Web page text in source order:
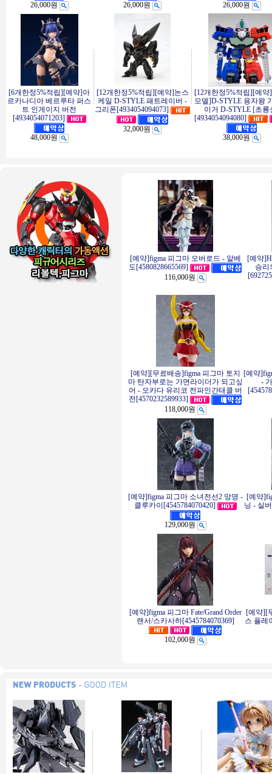
26,000원 26,000원 26,000원
[6개한정5%적립][예약]아
르카나디아 베르루타 퍼스
트 인게이지 버전
[4934054071203]
48,000원
[12개한정5%적립][예약]논스
케일 D-STYLE 패트레이버 -
그리폰[4934054094073]
32,000원
[12개한정5%적립][예약
모델]D-STYLE 용자왕
이거 D-STYLE [초룡
[4934054094080]
38,000원
[예약]figma 피그마 오버로드 - 알베
도[4580828665569]
116,000원
[예약
승리
[예약][무료배송]figma 피그마 토지
마 탄자부로는 가면라이더가 되고싶
어 - 오카다 유리코 전파인간태클 버
전[4570232589933]
118,000원
[예약
-
[예약]figma 피그마 소녀전선2 망명 -
클루카이[4545784070420]
129,000원
[예약
닝 - 실
[예약]figma 피그마 Fate/Grand Order
랜서/스카사하[4545784070369]
102,000원
[예약][
스 플레